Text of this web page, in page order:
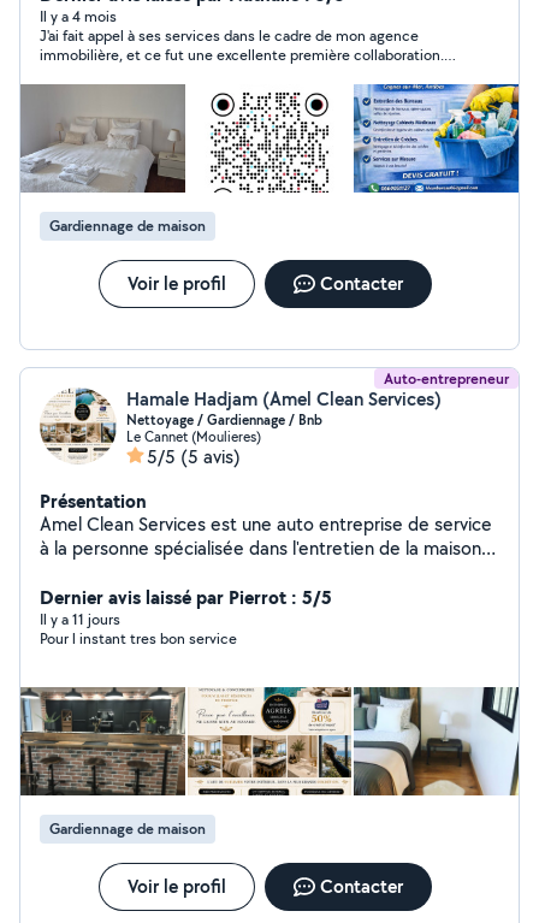
et soigné. Mes clients me font confiance. N hesitez pas
à me contacter. Karine.
Il y a 4 mois
J'ai fait appel à ses services dans le cadre de mon agence
immobilière, et ce fut une excellente première collaboration.
ponctuelle, disponible et particulièrement efficace. Les
prestations réalisées étaient impeccables, ce qui est essentiel
dans mon métier. Je la recommande sans hésitation et suis
ravie de retravailler avec elle à l’avenir.
Gardiennage de maison
Voir le profil Contacter
Auto-entrepreneur
Hamale Hadjam (Amel Clean Services)
Nettoyage / Gardiennage / Bnb
Le Cannet (Moulieres)
5/5 (5 avis)
Présentation
Amel Clean Services est une auto entreprise de service
à la personne spécialisée dans l'entretien de la maison.
ne réglez que 50 % de mon taux horaire initial.
J'interviens auprès des particuliers pour le ménage
courant, nettoyage en profondeur, gestion complète de
réorganisation des espaces de vie ainsi que la
préparation de repas simple ou et élaborer. Mon
objectif est de vous faire gagner du temps tout en
offrant un intérieur propre, sain et parfaitement
entretenu. Votre intérieur est le reflet de votre bien-
être. Mon engagement est de vous offrir une prestation
de qualité, réalisée avec professionnalisme, discrétion
et exigence, afin que vous puissiez profiter pleinement
d'un cadre de vie agréable. Le soin du détail au service
de votre confort.
Dernier avis laissé par Pierrot : 5/5
Il y a 11 jours
Pour l instant tres bon service
Gardiennage de maison
Voir le profil Contacter